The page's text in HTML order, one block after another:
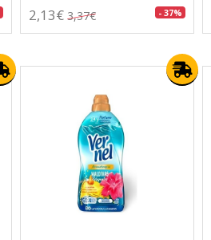
2,13€ 3,37€ - 37%